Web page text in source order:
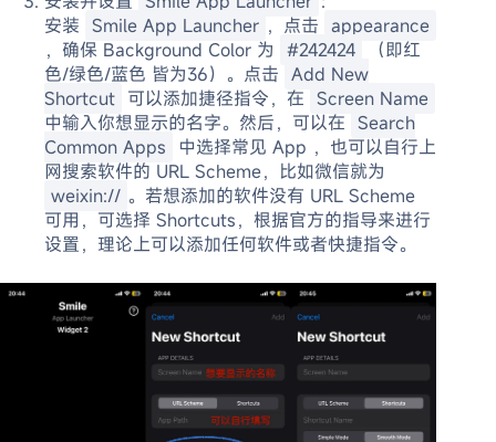
安装 Smile App Launcher ，点击 appearance
，确保 Background Color 为 #242424
（即红
色/绿色/蓝色 皆为36）。点击 Add New
Shortcut 可以添加捷径指令，在 Screen Name
中输入你想显示的名字。然后，可以在 Search
Common Apps
中选择常见 App ，也可以自行上
网搜索软件的 URL Scheme，比如微信就为
weixin:// 。若想添加的软件没有 URL Scheme
可用，可选择 Shortcuts，根据官方的指导来进行
设置，理论上可以添加任何软件或者快捷指令。